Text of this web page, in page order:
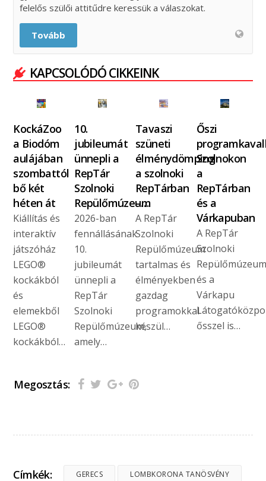
felelős szülői attitűdre keressük a válaszokat.
Tovább
KAPCSOLÓDÓ CIKKEINK
KockáZoo
a Biodóm
aulájában
szombattól
bő két
héten át
Kiállítás és
interaktív
játszóház
LEGO®
kockákból
és
elemekből
LEGO®
kockákból…
10.
jubileumát
ünnepli a
RepTár
Szolnoki
Repülőmúzeum
2026-ban
fennállásának
10.
jubileumát
ünnepli a
RepTár
Szolnoki
Repülőmúzeum,
amely…
Tavaszi
szüneti
élménydömping
a szolnoki
RepTárban
–…
A RepTár
Szolnoki
Repülőmúzeum
tartalmas és
élményekben
gazdag
programokkal
készül…
Őszi
Szolnokon
a
RepTárban
és a
Várkapuban
A RepTár
Szolnoki
Repülőmúzeum
és a
Várkapu
ősszel is…
Megosztás:
Címkék: GERECS LOMBKORONA TANÖSVÉNY